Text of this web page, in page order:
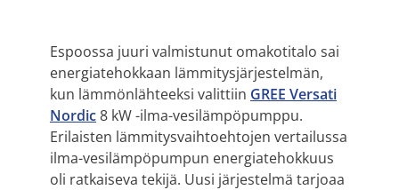
Espoossa juuri valmistunut omakotitalo sai
energiatehokkaan lämmitysjärjestelmän,
kun lämmönlähteeksi valittiin GREE Versati
Nordic8 kW -ilma-vesilämpöpumppu.
Erilaisten lämmitysvaihtoehtojen vertailussa
ilma-vesilämpöpumpun energiatehokkuus
oli ratkaiseva tekijä. Uusi järjestelmä tarjoaa